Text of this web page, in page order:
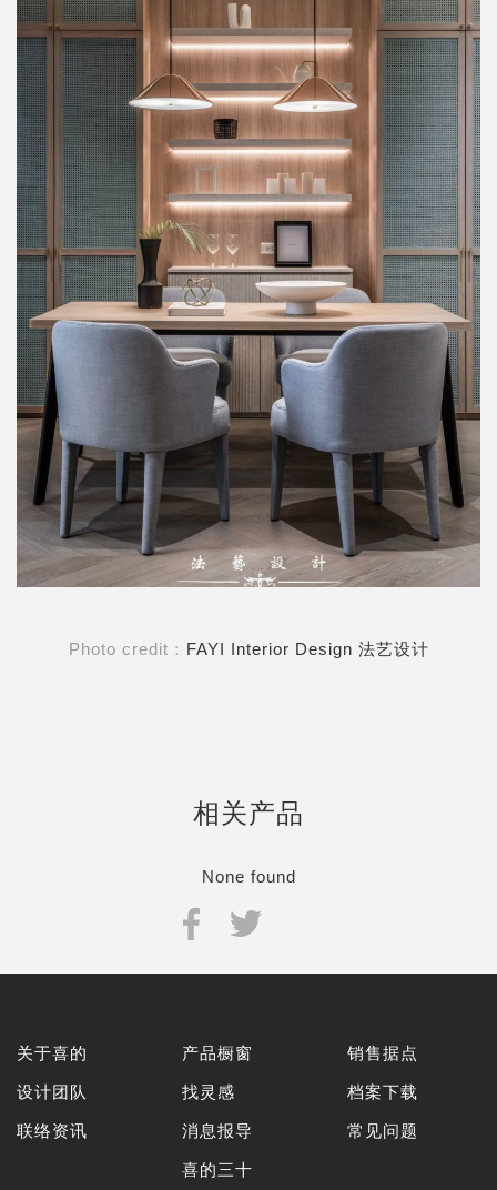
Photo credit： FAYI Interior Design 法艺设计
相关产品
None found
关于喜的
设计团队
联络资讯
产品橱窗
找灵感
消息报导
喜的三十
销售据点
档案下载
常见问题